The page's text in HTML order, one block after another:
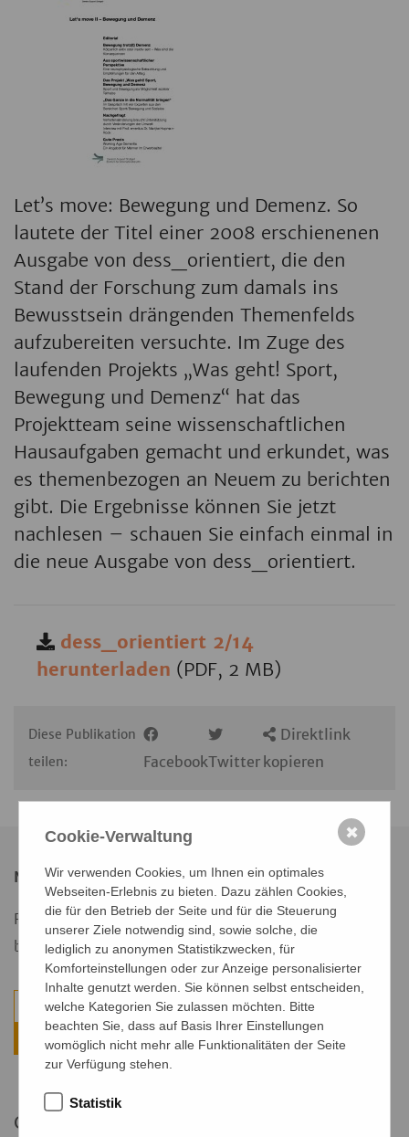
Let’s move: Bewegung und Demenz. So
lautete der Titel einer 2008 erschienenen
Ausgabe von dess_orientiert, die den
Stand der Forschung zum damals ins
Bewusstsein drängenden Themenfelds
aufzubereiten versuchte. Im Zuge des
laufenden Projekts „Was geht! Sport,
Bewegung und Demenz“ hat das
Projektteam seine wissenschaftlichen
Hausaufgaben gemacht und erkundet, was
es themenbezogen an Neuem zu berichten
gibt. Die Ergebnisse können Sie jetzt
nachlesen – schauen Sie einfach einmal in
die neue Ausgabe von dess_orientiert.
dess_orientiert 2/14
herunterladen (PDF, 2 MB)
Diese Publikation
teilen:
FacebookTwitter
Direktlink
kopieren
Newsletter
Registrieren Sie sich für unseren Newsletter und
bleiben Sie auf dem Laufenden.
Weiter
Quick-Links
Cookie-Verwaltung
Wir verwenden Cookies, um Ihnen ein optimales
Webseiten-Erlebnis zu bieten. Dazu zählen Cookies,
die für den Betrieb der Seite und für die Steuerung
unserer Ziele notwendig sind, sowie solche, die
lediglich zu anonymen Statistikzwecken, für
Komforteinstellungen oder zur Anzeige personalisierter
Inhalte genutzt werden. Sie können selbst entscheiden,
welche Kategorien Sie zulassen möchten. Bitte
beachten Sie, dass auf Basis Ihrer Einstellungen
womöglich nicht mehr alle Funktionalitäten der Seite
zur Verfügung stehen.
Statistik
✖